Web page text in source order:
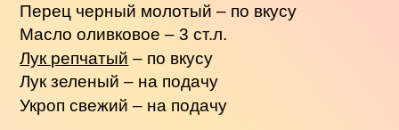
Перец черный молотый – по вкусу
Масло оливковое – 3 ст.л.
Лук репчатый – по вкусу
Лук зеленый – на подачу
Укроп свежий – на подачу